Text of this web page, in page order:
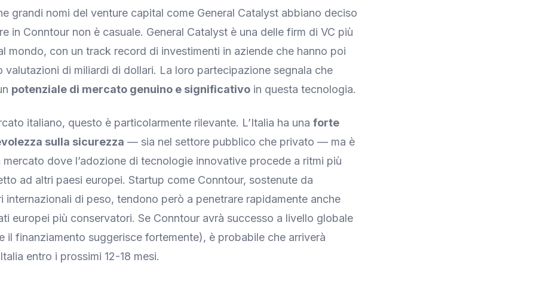
grandi nomi del venture capital come General Catalyst abbiano deciso
in Conntour non è casuale. General Catalyst è una delle firm di VC più
mondo, con un track record di investimenti in aziende che hanno poi
valutazioni di miliardi di dollari. La loro partecipazione segnala che
potenziale di mercato genuino e significativo in questa tecnologia.
italiano, questo è particolarmente rilevante. L’Italia ha una forte
sulla sicurezza — sia nel settore pubblico che privato — ma è
mercato dove l’adozione di tecnologie innovative procede a ritmi più
ad altri paesi europei. Startup come Conntour, sostenute da
internazionali di peso, tendono però a penetrare rapidamente anche
europei più conservatori. Se Conntour avrà successo a livello globale
il finanziamento suggerisce fortemente), è probabile che arriverà
entro i prossimi 12-18 mesi.